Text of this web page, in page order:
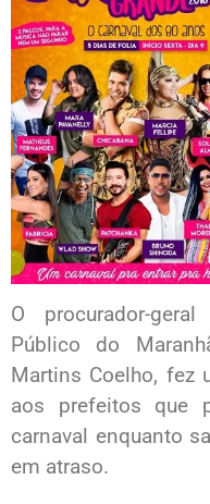
O procurador-
Público do
Martins Coelho, fez
aos prefeitos que
carnaval enquanto
em atraso.